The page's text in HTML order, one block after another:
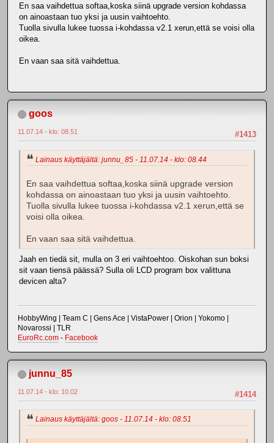
En saa vaihdettua softaa,koska siinä upgrade version kohdassa
on ainoastaan tuo yksi ja uusin vaihtoehto.
Tuolla sivulla lukee tuossa i-kohdassa v2.1 xerun,että se voisi olla
oikea.
En vaan saa sitä vaihdettua.
goos
#1413
11.07.14 - klo: 08.51
Lainaus käyttäjältä: junnu_85 - 11.07.14 - klo: 08.44
En saa vaihdettua softaa,koska siinä upgrade version
kohdassa on ainoastaan tuo yksi ja uusin vaihtoehto.
Tuolla sivulla lukee tuossa i-kohdassa v2.1 xerun,että se
voisi olla oikea.
En vaan saa sitä vaihdettua.
Jaah en tiedä sit, mulla on 3 eri vaihtoehtoo. Oiskohan sun boksi
sit vaan tiensä päässä? Sulla oli LCD program box valittuna
devicen alta?
HobbyWing | Team C | Gens Ace | VistaPower | Orion | Yokomo |
Novarossi | TLR
EuroRc.com - Facebook
junnu_85
#1414
11.07.14 - klo: 10.02
Lainaus käyttäjältä: goos - 11.07.14 - klo: 08.51